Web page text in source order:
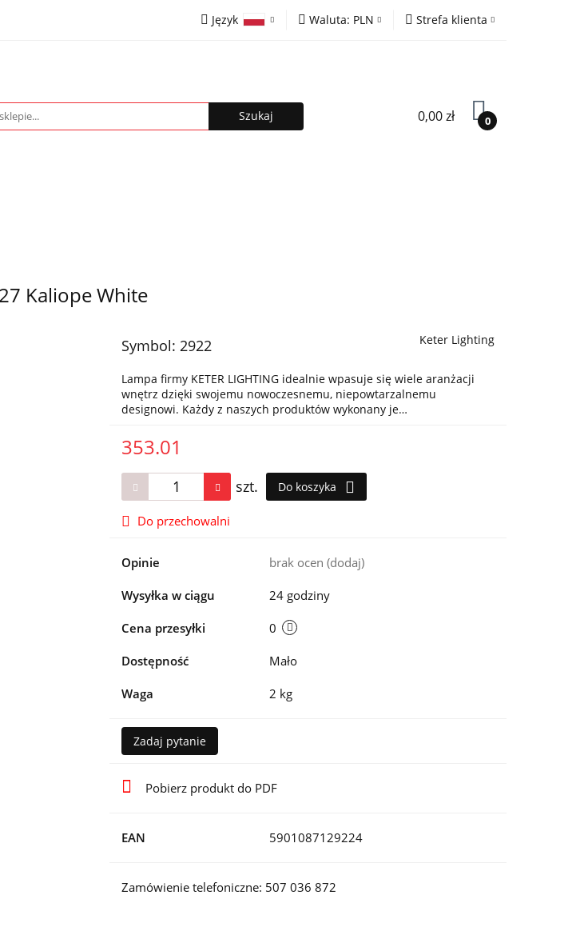
Język Waluta: PLN Strefa klienta
Dodaj zgłoszenie
0,00 zł 0
Plafony
Kaliope White
Symbol: 2922 Keter Lighting
Lampa firmy KETER LIGHTING idealnie wpasuje się wiele aranżacji
wnętrz dzięki swojemu nowoczesnemu, niepowtarzalnemu
designowi. Każdy z naszych produktów wykonany je…
353.01
szt. Do koszyka
Do przechowalni
Opinie brak ocen(dodaj)
Wysyłka w ciągu 24 godziny
Cena przesyłki 0
Dostępność Mało
Waga 2 kg
Zadaj pytanie
Pobierz produkt do PDF
EAN 5901087129224
Zamówienie telefoniczne: 507 036 872